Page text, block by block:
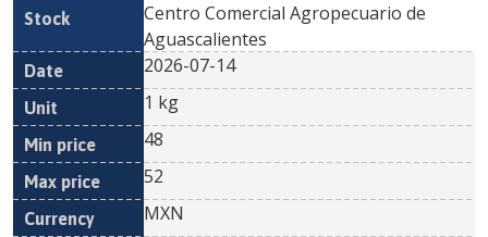
Centro Comercial Agropecuario de
Aguascalientes
2026-07-14
1 kg
48
52
MXN